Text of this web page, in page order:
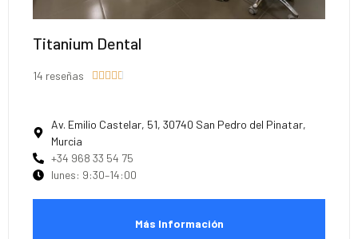
Titanium Dental
14 reseñas     
Av. Emilio Castelar, 51, 30740 San Pedro del Pinatar,
Murcia
+34 968 33 54 75
lunes: 9:30–14:00
Más Información